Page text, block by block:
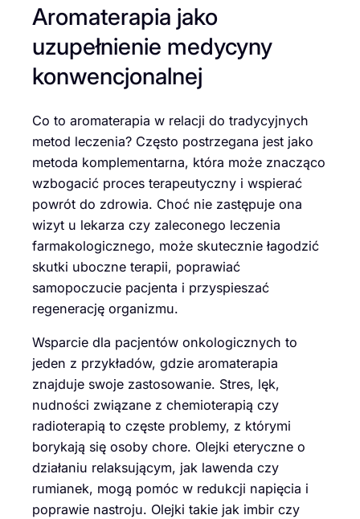
Aromaterapia jako
uzupełnienie medycyny
konwencjonalnej
Co to aromaterapia w relacji do tradycyjnych
metod leczenia? Często postrzegana jest jako
metoda komplementarna, która może znacząco
wzbogacić proces terapeutyczny i wspierać
powrót do zdrowia. Choć nie zastępuje ona
wizyt u lekarza czy zaleconego leczenia
farmakologicznego, może skutecznie łagodzić
skutki uboczne terapii, poprawiać
samopoczucie pacjenta i przyspieszać
regenerację organizmu.
Wsparcie dla pacjentów onkologicznych to
jeden z przykładów, gdzie aromaterapia
znajduje swoje zastosowanie. Stres, lęk,
nudności związane z chemioterapią czy
radioterapią to częste problemy, z którymi
borykają się osoby chore. Olejki eteryczne o
działaniu relaksującym, jak lawenda czy
rumianek, mogą pomóc w redukcji napięcia i
poprawie nastroju. Olejki takie jak imbir czy